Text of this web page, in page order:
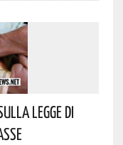
Legge Di